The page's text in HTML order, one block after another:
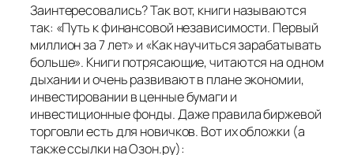
Заинтересовались? Так вот, книги называются
так: «Путь к финансовой независимости. Первый
миллион за 7 лет» и «Как научиться зарабатывать
больше». Книги потрясающие, читаются на одном
дыхании и очень развивают в плане экономии,
инвестировании в ценные бумаги и
инвестиционные фонды. Даже правила биржевой
торговли есть для новичков. Вот их обложки (а
также ссылки на Озон.ру):